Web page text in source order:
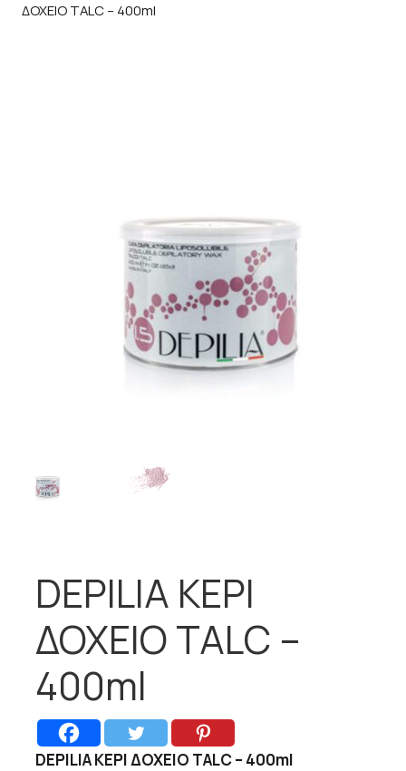
ΔΟΧΕΙΟ TALC – 400ml
DEPILIA ΚΕΡΙ
ΔΟΧΕΙΟ TALC –
400ml
DEPILIA ΚΕΡΙ ΔΟΧΕΙΟ TALC – 400ml